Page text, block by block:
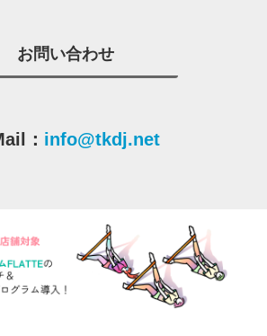
お問い合わせ
： info@tkdj.net